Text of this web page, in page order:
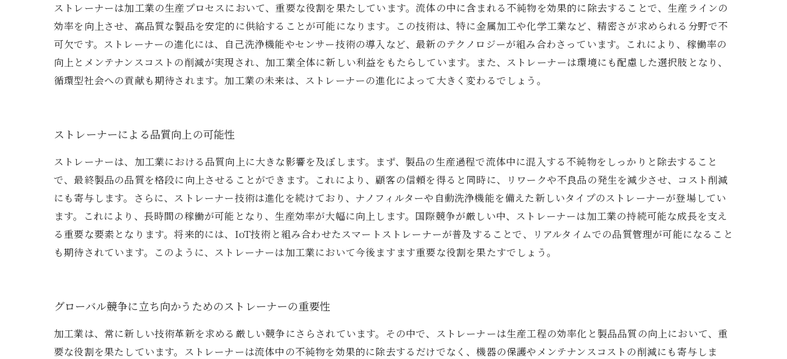
ストレーナーは加工業の生産プロセスにおいて、重要な役割を果たしています。流体の中に含まれる不純物を効果的に除去することで、生産ラインの
効率を向上させ、高品質な製品を安定的に供給することが可能になります。この技術は、特に金属加工や化学工業など、精密さが求められる分野で不
可欠です。ストレーナーの進化には、自己洗浄機能やセンサー技術の導入など、最新のテクノロジーが組み合わさっています。これにより、稼働率の
向上とメンテナンスコストの削減が実現され、加工業全体に新しい利益をもたらしています。また、ストレーナーは環境にも配慮した選択肢となり、
循環型社会への貢献も期待されます。加工業の未来は、ストレーナーの進化によって大きく変わるでしょう。
ストレーナーによる品質向上の可能性
ストレーナーは、加工業における品質向上に大きな影響を及ぼします。まず、製品の生産過程で流体中に混入する不純物をしっかりと除去すること
で、最終製品の品質を格段に向上させることができます。これにより、顧客の信頼を得ると同時に、リワークや不良品の発生を減少させ、コスト削減
にも寄与します。さらに、ストレーナー技術は進化を続けており、ナノフィルターや自動洗浄機能を備えた新しいタイプのストレーナーが登場してい
ます。これにより、長時間の稼働が可能となり、生産効率が大幅に向上します。国際競争が厳しい中、ストレーナーは加工業の持続可能な成長を支え
る重要な要素となります。将来的には、IoT技術と組み合わせたスマートストレーナーが普及することで、リアルタイムでの品質管理が可能になること
も期待されています。このように、ストレーナーは加工業において今後ますます重要な役割を果たすでしょう。
グローバル競争に立ち向かうためのストレーナーの重要性
加工業は、常に新しい技術革新を求める厳しい競争にさらされています。その中で、ストレーナーは生産工程の効率化と製品品質の向上において、重
要な役割を果たしています。ストレーナーは流体中の不純物を効果的に除去するだけでなく、機器の保護やメンテナンスコストの削減にも寄与しま